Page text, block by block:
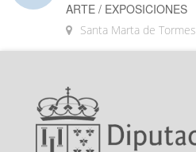
ARTE / EXPOSICIONES
Santa Marta de Tormes